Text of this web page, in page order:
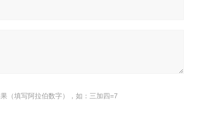
（填写阿拉伯数字），如：三加四=7